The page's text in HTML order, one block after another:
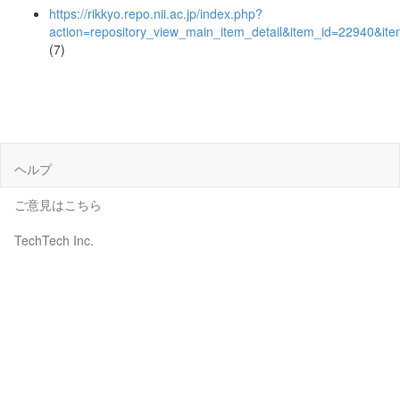
https://rikkyo.repo.nii.ac.jp/index.php?
(7)
ヘルプ
ご意見はこちら
TechTech Inc.